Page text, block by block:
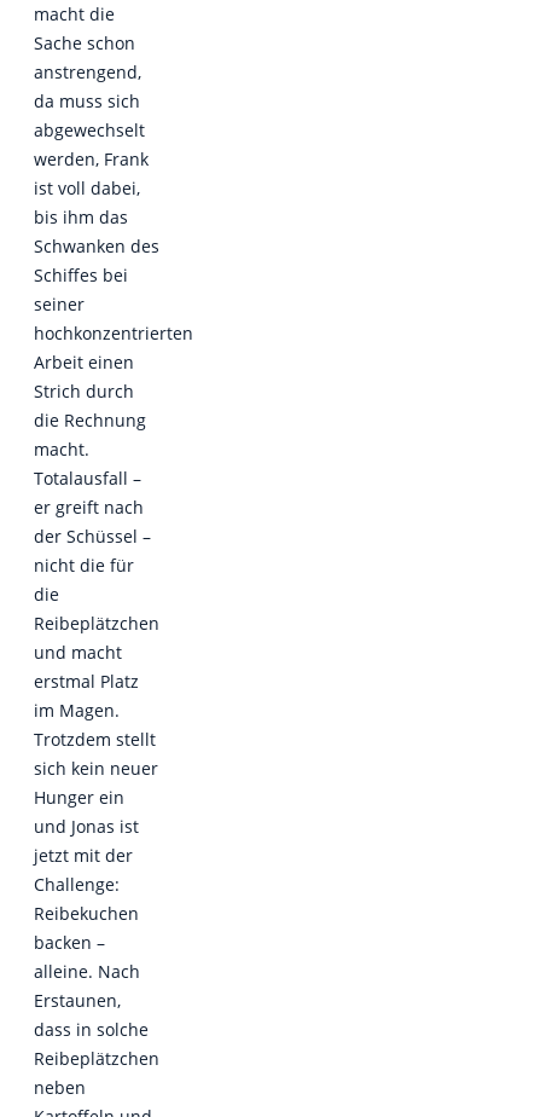
macht die
Sache schon
anstrengend,
da muss sich
abgewechselt
werden, Frank
ist voll dabei,
bis ihm das
Schwanken des
Schiffes bei
seiner
hochkonzentrierten
Arbeit einen
Strich durch
die Rechnung
macht.
Totalausfall –
er greift nach
der Schüssel –
nicht die für
die
Reibeplätzchen
und macht
erstmal Platz
im Magen.
Trotzdem stellt
sich kein neuer
Hunger ein
und Jonas ist
jetzt mit der
Challenge:
Reibekuchen
backen –
alleine. Nach
Erstaunen,
dass in solche
Reibeplätzchen
neben